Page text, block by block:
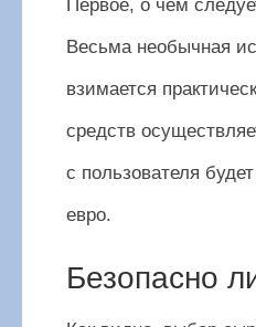
Первое, о чем
Весьма необычная
взимается
средств
с пользователя
евро.
Безопасно